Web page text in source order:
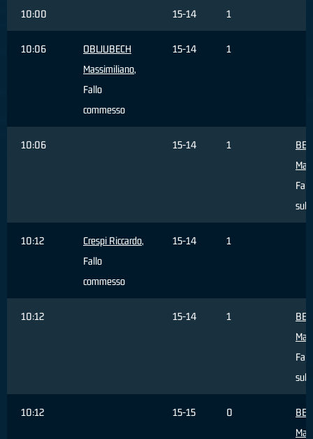
10:00 15-14 1
10:06
OBLJUBECH
Massimiliano,
Fallo
commesso
15-14 1
10:06 15-14 1
10:12 Crespi Riccardo,
Fallo
commesso
15-14 1
10:12 15-14 1
10:12 15-15 0